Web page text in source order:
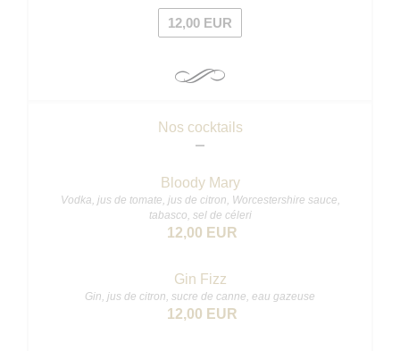
12,00 EUR
Nos cocktails
Bloody Mary
Vodka, jus de tomate, jus de citron, Worcestershire sauce,
tabasco, sel de céleri
12,00 EUR
Gin Fizz
Gin, jus de citron, sucre de canne, eau gazeuse
12,00 EUR